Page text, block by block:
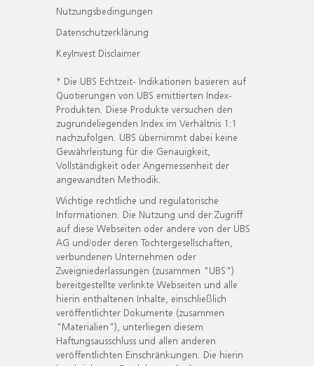
Nutzungsbedingungen
Datenschutzerklärung
KeyInvest Disclaimer
* Die UBS Echtzeit- Indikationen basieren auf
Quotierungen von UBS emittierten Index-
Produkten. Diese Produkte versuchen den
zugrundeliegenden Index im Verhältnis 1:1
nachzufolgen. UBS übernimmt dabei keine
Gewährleistung für die Genauigkeit,
Vollständigkeit oder Angemessenheit der
angewandten Methodik.
Wichtige rechtliche und regulatorische
Informationen. Die Nutzung und der Zugriff
auf diese Webseiten oder andere von der UBS
AG und/oder deren Tochtergesellschaften,
verbundenen Unternehmen oder
Zweigniederlassungen (zusammen "UBS")
bereitgestellte verlinkte Webseiten und alle
hierin enthaltenen Inhalte, einschließlich
veröffentlichter Dokumente (zusammen
"Materialien"), unterliegen diesem
Haftungsausschluss und allen anderen
veröffentlichten Einschränkungen. Die hierin